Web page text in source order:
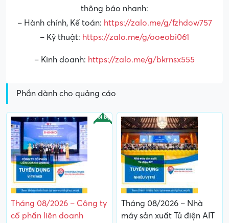
thông báo nhanh:
– Hành chính, Kế toán: https://zalo.me/g/fzhdow757
– Kỹ thuật: https://zalo.me/g/ooeobi061
– Kinh doanh: https://zalo.me/g/bkrnsx555
Phần dành cho quảng cáo
Nổi bật
Tháng 08/2026 – Công ty
cổ phần liên doanh
Tháng 08/2026 – Nhà
máy sản xuất Tủ điện AIT